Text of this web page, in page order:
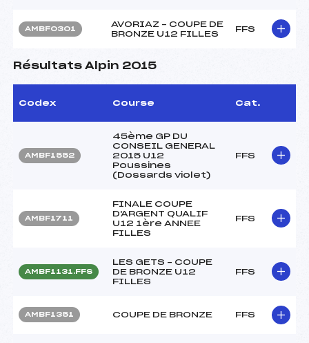
AMBF0301
AVORIAZ – COUPE DE
BRONZE U12 FILLES
FFS
Résultats Alpin 2015
Codex Course Cat.
AMBF1552
45ème GP DU
CONSEIL GENERAL
2015 U12
Poussines
(Dossards violet)
FFS
AMBF1711
FINALE COUPE
D'ARGENT QUALIF
U12 1ère ANNEE
FILLES
FFS
AMBF1131.FFS
LES GETS – COUPE
DE BRONZE U12
FILLES
FFS
AMBF1351 COUPE DE BRONZE FFS